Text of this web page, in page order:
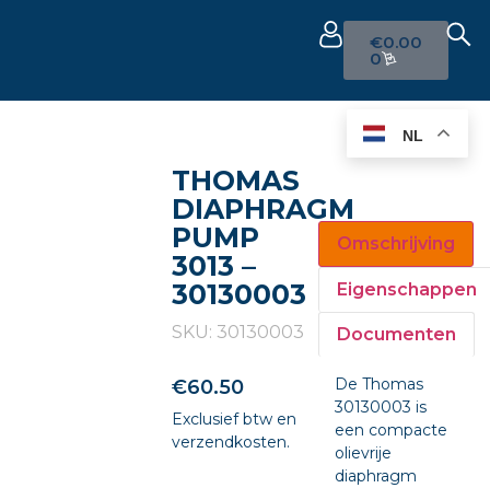
€0.00
0
THOMAS
DIAPHRAGM
PUMP
3013 –
30130003
SKU: 30130003
€60.50
Exclusief btw en
verzendkosten.
Omschrijving
Eigenschappen
Documenten
De Thomas
30130003 is
een compacte
olievrije
diaphragm
NL